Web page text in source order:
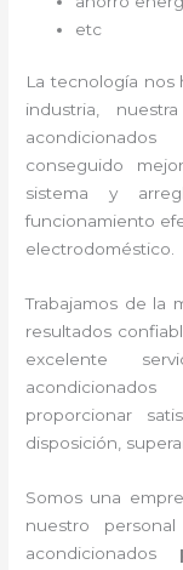
etc
La tecnología nos
industria,
acondicionados
conseguido
sistema y
funcionamiento
electrodoméstico.
Trabajamos de la
resultados
excelente
acondicionados
proporcionar
disposición,
Somos una
nuestro
acondicionados